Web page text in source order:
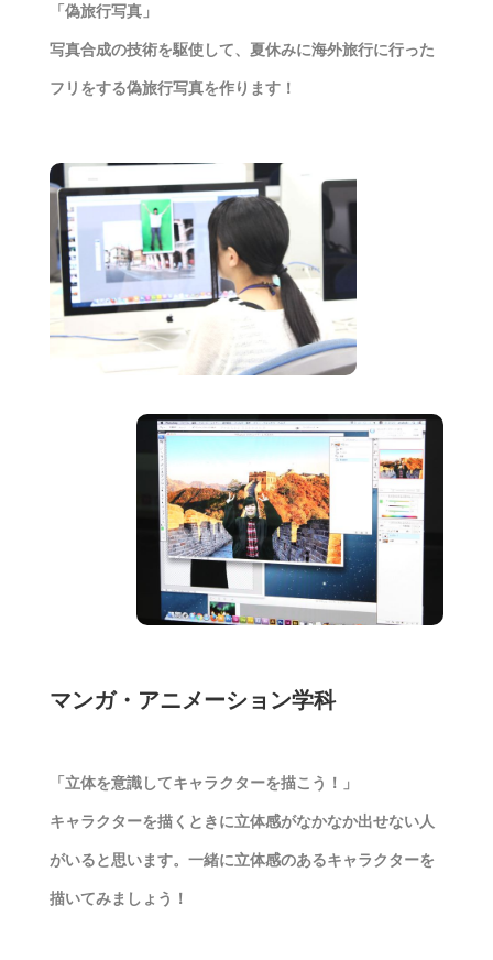
「偽旅行写真」
写真合成の技術を駆使して、夏休みに海外旅行に行った
フリをする偽旅行写真を作ります！
マンガ・アニメーション学科
「立体を意識してキャラクターを描こう！」
キャラクターを描くときに立体感がなかなか出せない人
がいると思います。一緒に立体感のあるキャラクターを
描いてみましょう！